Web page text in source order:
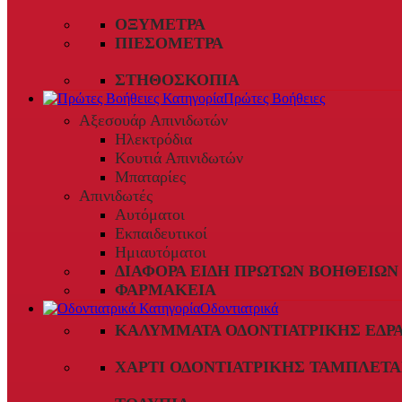
ΟΞΎΜΕΤΡΑ
ΠΙΕΣΌΜΕΤΡΑ
ΣΤΗΘΟΣΚΌΠΙΑ
Πρώτες Βοήθειες
Αξεσουάρ Απινιδωτών
Ηλεκτρόδια
Κουτιά Απινιδωτών
Μπαταρίες
Απινιδωτές
Αυτόματοι
Εκπαιδευτικοί
Ημιαυτόματοι
ΔΙΆΦΟΡΑ ΕΊΔΗ ΠΡΏΤΩΝ ΒΟΗΘΕΙΏΝ
ΦΑΡΜΑΚΕΊΑ
Οδοντιατρικά
ΚΑΛΎΜΜΑΤΑ ΟΔΟΝΤΙΑΤΡΙΚΉΣ
ΧΑΡΤΊ ΟΔΟΝΤΙΑΤΡΙΚΉΣ